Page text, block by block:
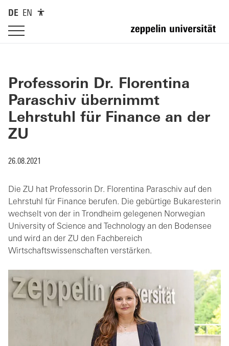
DE EN
Professorin Dr. Florentina
Paraschiv übernimmt
Lehrstuhl für Finance an der
ZU
26.08.2021
Die ZU hat Professorin Dr. Florentina Paraschiv auf den
Lehrstuhl für Finance berufen. Die gebürtige Bukaresterin
wechselt von der in Trondheim gelegenen Norwegian
University of Science and Technology an den Bodensee
und wird an der ZU den Fachbereich
Wirtschaftswissenschaften verstärken.